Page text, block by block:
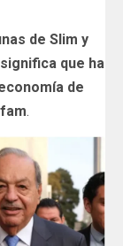
de Slim y
que ha
de
.